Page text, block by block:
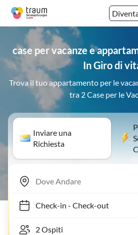
case per vacanze e
In Giro di
Trova il tuo appartamento per le
tra 2 Case per le
Inviare una
Richiesta
Check-in- Check-out